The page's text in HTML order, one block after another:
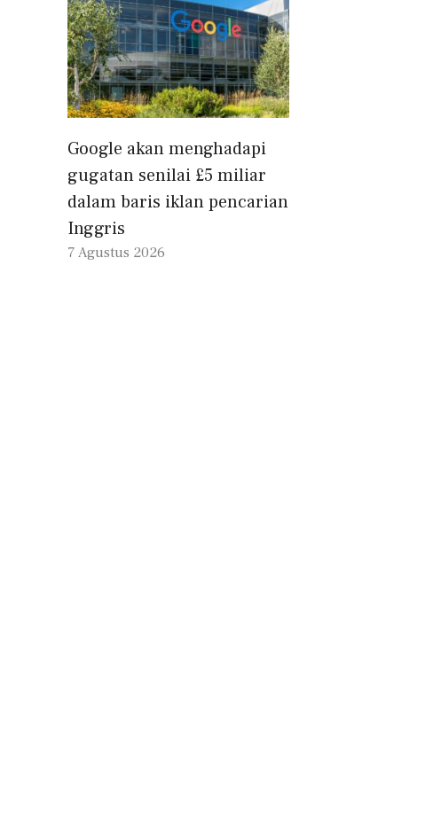
Google akan menghadapi
gugatan senilai £5 miliar
dalam baris iklan pencarian
Inggris
7 Agustus 2026